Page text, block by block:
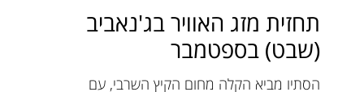
תחזית מזג האוויר בג'נאביב
(שבט) בספטמבר
הסתיו מביא הקלה מחום הקיץ השרבי, עם